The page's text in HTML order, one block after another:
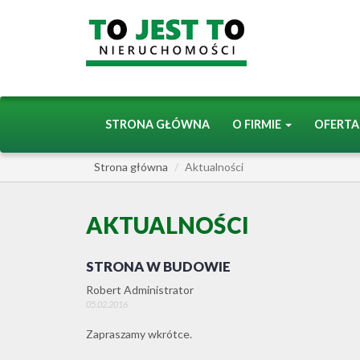
STRONA GŁÓWNA O FIRMIE OFERTA
Strona główna Aktualności
AKTUALNOŚCI
STRONA W BUDOWIE
Robert Administrator
05.02.2016
Zapraszamy wkrótce.